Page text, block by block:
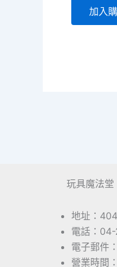
加入
玩具魔法堂
地址：
電話：
電子郵件
營業時間：